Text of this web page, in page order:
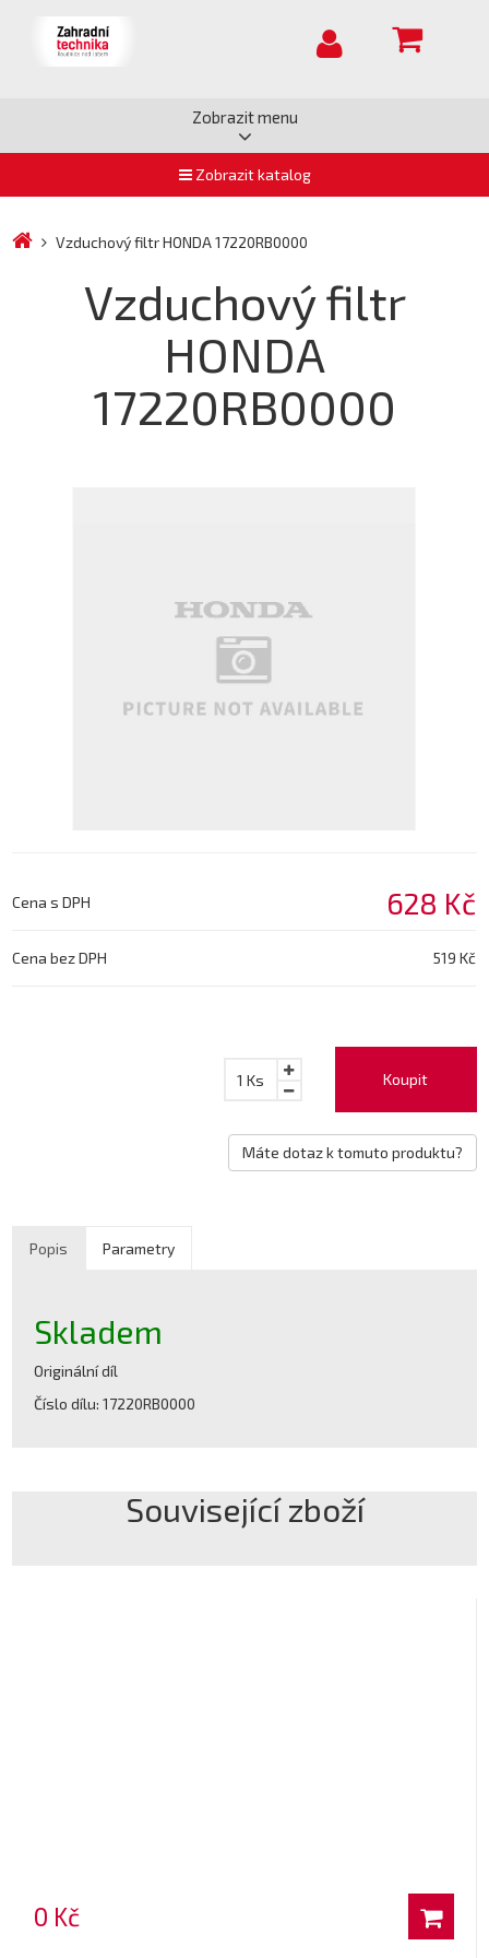
Zobrazit menu
Zobrazit katalog
Vzduchový filtr HONDA 17220RB0000
Vzduchový filtr
HONDA
17220RB0000
Cena s DPH 628 Kč
Cena bez DPH 519 Kč
Koupit
1 Ks
Máte dotaz k tomuto produktu?
Popis Parametry
Skladem
Originální díl
Číslo dílu: 17220RB0000
Související zboží
0 Kč